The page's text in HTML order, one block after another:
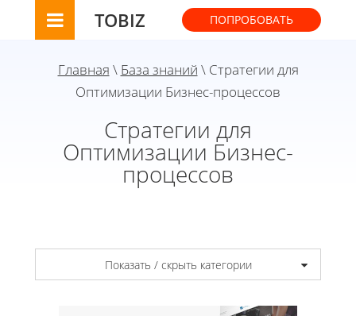
TOBIZ ПОПРОБОВАТЬ
Главная \ База знаний \ Стратегии для
Оптимизации Бизнес-процессов
Стратегии для
Оптимизации Бизнес-
процессов
Показать / скрыть категории